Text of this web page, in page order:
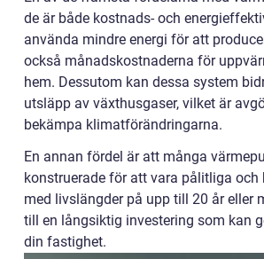
de är både kostnads- och
använda mindre energi för att
också månadskostnaderna för
hem. Dessutom kan dessa system
utsläpp av växthusgaser, vilket är
bekämpa klimatförändringarna.
En annan fördel är att många
konstruerade för att vara pålitliga och
med livslängder på upp till 20 år eller
till en långsiktig investering som kan
din fastighet.